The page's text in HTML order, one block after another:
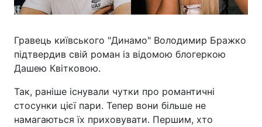
Гравець київського "Динамо" Володимир Бражко
підтвердив свій роман із відомою блогеркою
Дашею Квітковою.
Так, раніше існували чутки про романтичні
стосунки цієї пари. Тепер вони більше не
намагаються їх приховувати. Першим, хто